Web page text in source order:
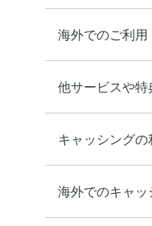
海外でのご利用
他サービスや特
キャッシングの
海外でのキャッ